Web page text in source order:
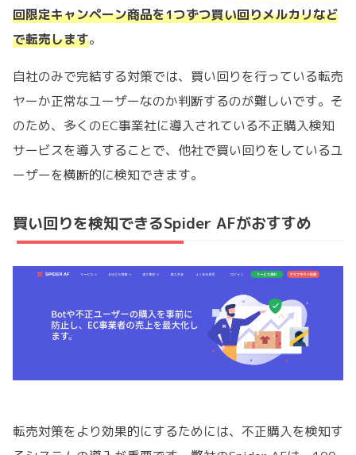
回限定キャンペーン商品を1つずつ買い回りメルカリなど
で転売します。
自社のみで完結する対策では、買い回りを行っている転売
ヤーか正常なユーザーなのか判断するのが難しいです。そ
のため、多くのEC事業社に導入されている不正購入検知
サービスを導入することで、他社で買い回りをしているユ
ーザーを横断的に検知できます。
買い回りを検知できるSpider AFがおすすめ
転売対策をより効果的にするためには、不正購入を検知す